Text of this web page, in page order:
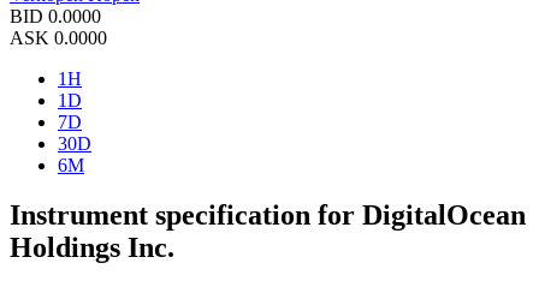
BID 0.0000
ASK 0.0000
1H
1D
7D
30D
6M
Instrument specification for DigitalOcean
Holdings Inc.